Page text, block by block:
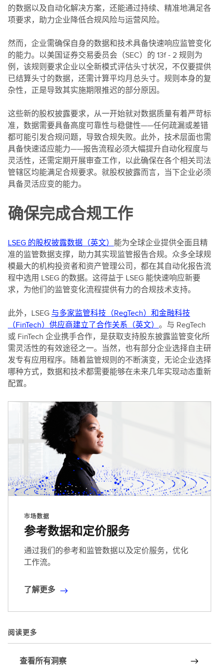
的数据以及自动化解决方案，还能通过持续、精准地满足各
项要求，助力企业降低合规风险与运营风险。
然而，企业需确保自身的数据和技术具备快速响应监管变化
的能力。以美国证券交易委员会（SEC）的 13f - 2 规则为
例，该规则要求企业以全新模式评估头寸状况，不仅要提供
已结算头寸的数据，还需计算平均月总头寸。规则本身的复
杂性，正是导致其实施期限推迟的部分原因。
这些新的股权披露要求，从一开始就对数据质量有着严苛标
准，数据需要具备高度可靠性与稳健性——任何疏漏或差错
都可能引发合规问题，导致合规失败。此外，技术层面也需
具备快速适应能力——报告流程必须大幅提升自动化程度与
灵活性，还需定期开展审查工作，以此确保在各个相关司法
管辖区均能满足合规要求。就股权披露而言，当下企业必须
具备灵活应变的能力。
确保完成合规工作
LSEG 的股权披露数据（英文） 能为全球企业提供全面且精
准的监管数据支撑，助力其实现监管报告合规。众多全球规
模最大的机构投资者和资产管理公司，都在其自动化报告流
程中选用 LSEG 的数据。这得益于 LSEG 能快速响应新要
求，为他们的监管变化流程提供有力的合规技术支持。
此外，LSEG 与多家监管科技（RegTech）和金融科技
（FinTech）供应商建立了合作关系（英文） 。与 RegTech
或 FinTech 企业携手合作，是获取支持股东披露监管变化所
需灵活性的有效途径之一。当然，也有部分企业选择自主研
发专有应用程序。随着监管规则的不断演变，无论企业选择
哪种方式，数据和技术都需要能够在未来几年实现动态重新
配置。
市场数据
参考数据和定价服务
通过我们的参考和监管数据以及定价服务，优化
工作流。
了
多
了解更多
阅读更多
查看所有洞察